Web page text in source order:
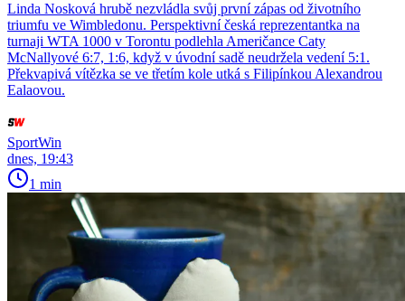
Linda Nosková hrubě nezvládla svůj první zápas od životního
triumfu ve Wimbledonu. Perspektivní česká reprezentantka na
turnaji WTA 1000 v Torontu podlehla Američance Caty
McNallyové 6:7, 1:6, když v úvodní sadě neudržela vedení 5:1.
Překvapivá vítězka se ve třetím kole utká s Filipínkou Alexandrou
Ealaovou.
SportWin
dnes, 19:43
1 min